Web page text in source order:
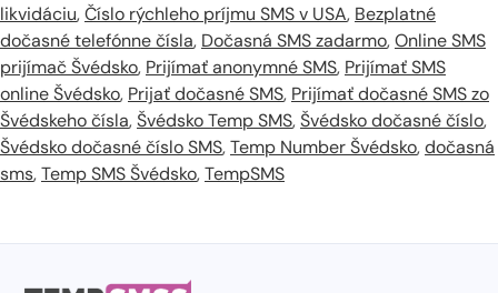
likvidáciu,Číslo rýchleho príjmu SMS v USA, Bezplatné
dočasné telefónne čísla, Dočasná SMS zadarmo,Online SMS
prijímač Švédsko, Prijímať anonymné SMS, Prijímať SMS
online Švédsko, Prijať dočasné SMS, Prijímať dočasné SMS zo
Švédskeho čísla,Švédsko Temp SMS,Švédsko dočasné číslo,
Švédsko dočasné číslo SMS,Temp Number Švédsko,dočasná
sms,Temp SMS Švédsko,TempSMS